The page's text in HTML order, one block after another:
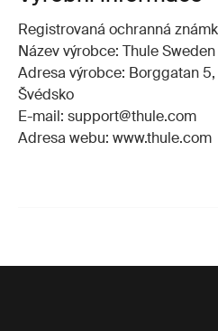
Registrovaná ochranná
Název výrobce: Thule Sweden
Adresa výrobce: Borggatan
Švédsko
E-mail: support@thule.com
Adresa webu: www.thule.com